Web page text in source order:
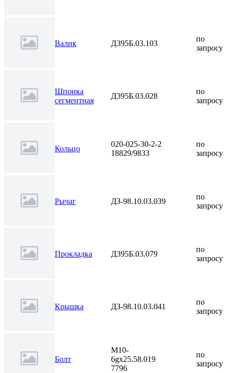
Валик Д395Б.03.103
по
запросу
Шпонка
сегментная
Д395Б.03.028
по
запросу
Кольцо
020-025-30-2-2
18829/9833
по
запросу
Рычаг ДЗ-98.10.03.039
по
запросу
Прокладка Д395Б.03.079
по
запросу
Крышка ДЗ-98.10.03.041
по
запросу
Болт
М10-
6gх25.58.019
7796
по
запросу